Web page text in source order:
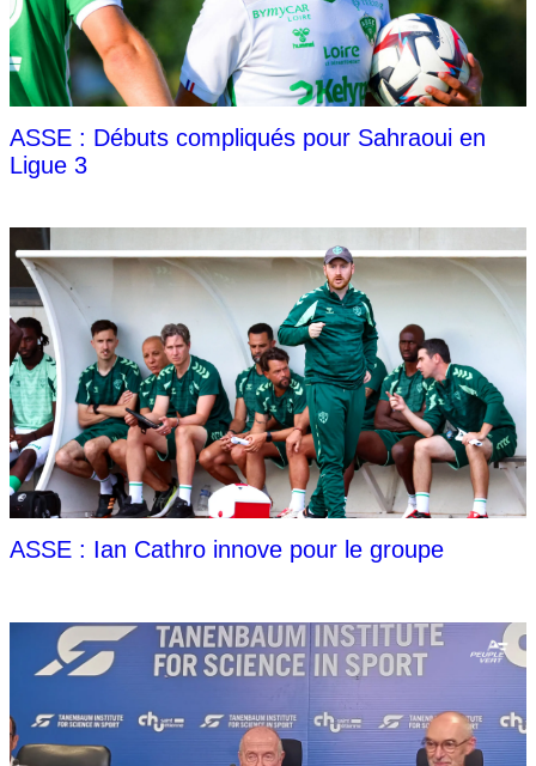
ASSE : Débuts compliqués pour Sahraoui en
Ligue 3
ASSE : Ian Cathro innove pour le groupe